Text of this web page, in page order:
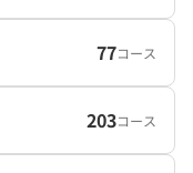
77コース
203コース